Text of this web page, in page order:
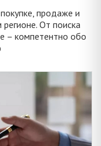
продаже и
От поиска
– компетентно обо